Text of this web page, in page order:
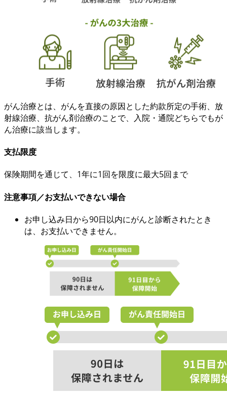
がん治療とは、 がんを直接の原因とした約款所定の手術、放
射線治療、抗がん剤治療のことで、 入院・通院どちらでもが
ん治療に該当します。
支払限度
保険期間を通じて、 1年に1回を限度に最大5回まで
注意事項／お支払いできない場合
お申し込み日から90日以内にがんと診断されたとき
は、お支払いできません。